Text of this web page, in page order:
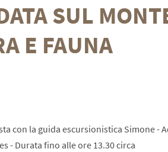
SUL
E FAUNA
con la guida escursionistica Simone -
- Durata fino alle ore 13.30 circa